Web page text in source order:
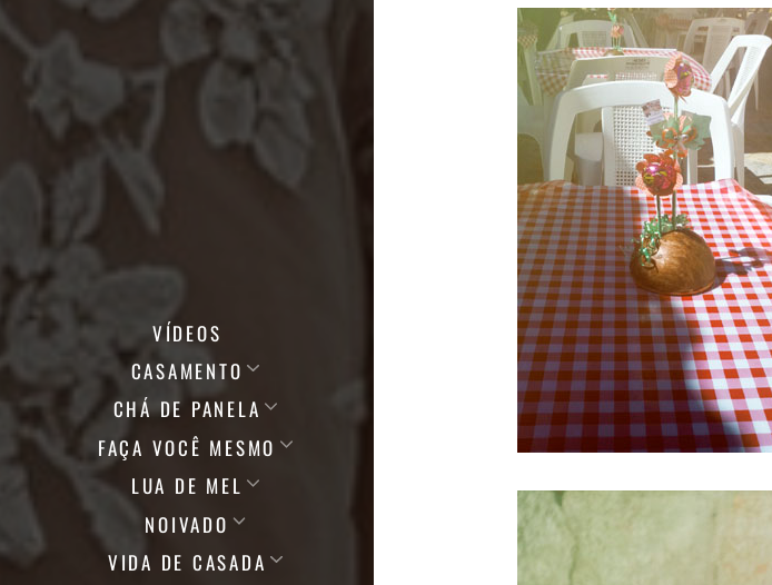
VÍDEOS
CASAMENTO
CHÁ DE PANELA
FAÇA VOCÊ MESMO
LUA DE MEL
NOIVADO
VIDA DE CASADA